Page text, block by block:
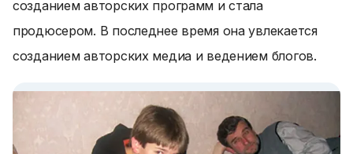
созданием авторских программ и стала
продюсером. В последнее время она увлекается
созданием авторских медиа и ведением блогов.